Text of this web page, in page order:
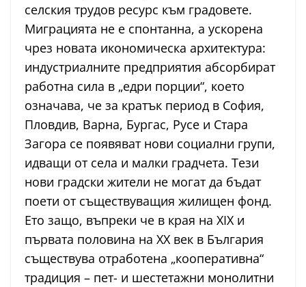
селския трудов ресурс към градовете.
Миграцията не е спонтанна, а ускорена
чрез новата икономическа архитектура:
индустриалните предприятия абсорбират
работна сила в „едри порции“, което
означава, че за кратък период в София,
Пловдив, Варна, Бургас, Русе и Стара
Загора се появяват нови социални групи,
идващи от села и малки градчета. Тези
нови градски жители не могат да бъдат
поети от съществуващия жилищен фонд.
Ето защо, въпреки че в края на XIX и
първата половина на XX век в България
съществува отработена „кооперативна“
традиция – пет- и шестетажни монолитни